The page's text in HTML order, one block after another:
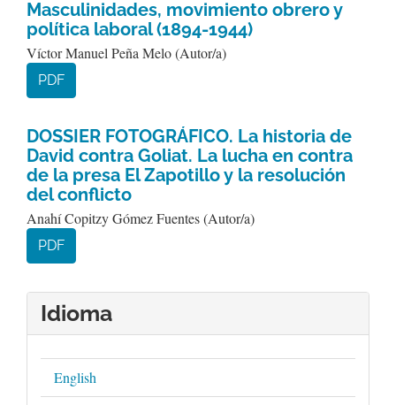
Masculinidades, movimiento obrero y
política laboral (1894-1944)
Víctor Manuel Peña Melo (Autor/a)
PDF
DOSSIER FOTOGRÁFICO. La historia de
David contra Goliat. La lucha en contra
de la presa El Zapotillo y la resolución
del conflicto
Anahí Copitzy Gómez Fuentes (Autor/a)
PDF
Idioma
English